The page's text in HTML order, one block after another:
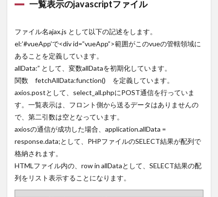
一覧表示のjavascriptファイル
ファイル名ajax.js として以下の記述をします。
el:’#vueApp’で<div id=”vueApp”>範囲がこのvueの管轄領域に
あることを定義しています。
allData:” として、変数allDataを初期化しています。
関数 fetchAllData:function() を定義しています。
axios.postとして、select_all.phpにPOST通信を行っていま
す。一覧表示は、フロント側から送るデータはありませんの
で、第二引数は空となっています。
axiosの通信が成功した場合、application.allData =
response.data;として、PHPファイルのSELECT結果が配列で
格納されます。
HTMLファイル内の、row in allDataとして、SELECT結果の配
列をリスト表示することになります。